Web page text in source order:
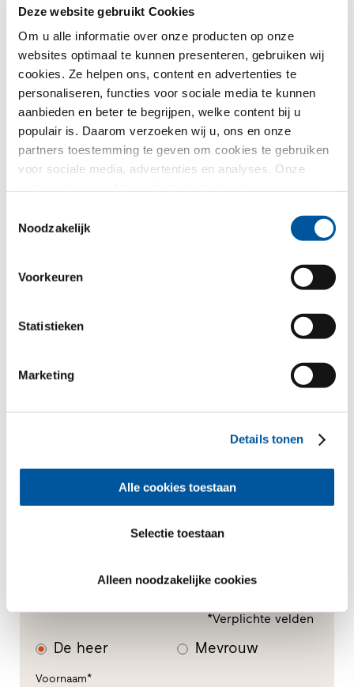
Deze website gebruikt Cookies
Om u alle informatie over onze producten op onze
websites optimaal te kunnen presenteren, gebruiken wij
cookies. Ze helpen ons, content en advertenties te
personaliseren, functies voor sociale media te kunnen
aanbieden en beter te begrijpen, welke content bij u
populair is. Daarom verzoeken wij u, ons en onze
partners toestemming te geven om cookies te gebruiken
voor sociale media, advertenties en analyses. Onze
kader van uw gebruik van de diensten hebben
Noodzakelijk
Voorkeuren
Statistieken
Marketing
Details tonen
Alle cookies toestaan
Selectie toestaan
Alleen noodzakelijke cookies
Zo gaan wij met uw gegevens om.
Wij gebruiken uw gegevens om uw aanvraag zo goed
mogelijk te verwerken - maar niet voor ongewenste
reclame. Hiervoor geven wij u rechtstreeks door aan
de desbetreffende dealer - ook alleen voor dit doel. Alle
details i.v.m. de gegevensverwerking worden
beschreven in deze
privacyverklaring
Voor welk thema heeft u vooral interesse?
Ramen
Huisdeuren
*Verplichte velden
De heer Mevrouw
Voornaam*